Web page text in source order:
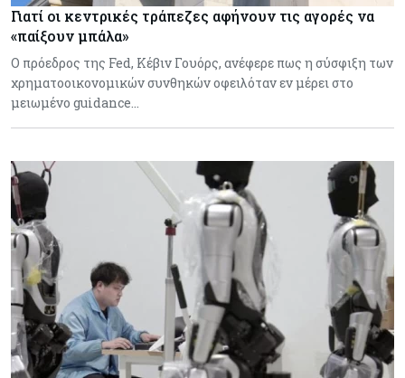
Γιατί οι κεντρικές τράπεζες αφήνουν τις αγορές να
«παίξουν μπάλα»
Ο πρόεδρος της Fed, Κέβιν Γουόρς, ανέφερε πως η σύσφιξη των
χρηματοοικονομικών συνθηκών οφειλόταν εν μέρει στο
μειωμένο guidance…